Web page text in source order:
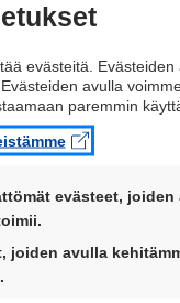
evästeitä. Evästeiden
avulla
paremmin
evästeet, joiden
ovat aina käytössä,
voi käyttää sujuvasti
joiden avulla